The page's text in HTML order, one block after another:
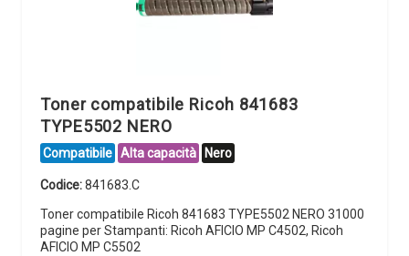
Toner compatibile Ricoh 841683
TYPE5502 NERO
Compatibile Alta capacità Nero
Codice:841683.C
Toner compatibile Ricoh 841683 TYPE5502 NERO 31000
pagine per Stampanti: Ricoh AFICIO MP C4502, Ricoh
AFICIO MP C5502